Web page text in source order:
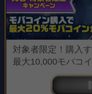
対象者限定！購入
最大10,000モバコ